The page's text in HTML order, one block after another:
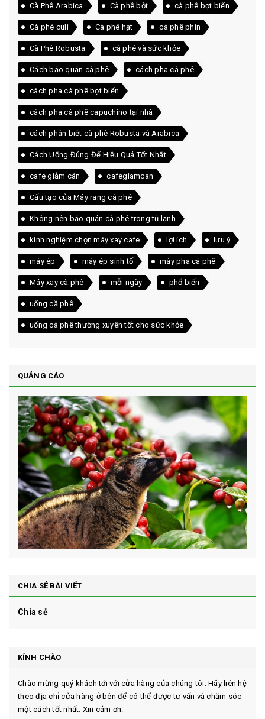
Cà Phê Arabica Cà phê bột cà phê bọt biển
Cà phê culi Cà phê hạt cà phê phin
Cà Phê Robusta cà phê và sức khỏe
Cách bảo quản cà phê cách pha cà phê
cách pha cà phê bọt biển
cách pha cà phê capuchino tại nhà
cách phân biệt cà phê Robusta và Arabica
Cách Uống Đúng Để Hiệu Quả Tốt Nhất
cafe giảm cân cafegiamcan
Cấu tạo của Máy rang cà phê
Không nên bảo quản cà phê trong tủ lạnh
kinh nghiệm chọn máy xay cafe lợi ích lưu ý
máy ép máy ép sinh tố máy pha cà phê
Máy xay cà phê mỗi ngày phổ biến
uống cầ phê
uống cà phê thường xuyên tốt cho sức khỏe
QUẢNG CÁO
CHIA SẺ BÀI VIẾT
Chia sẻ
KÍNH CHÀO
Chào mừng quý khách tới với cửa hàng của chúng tôi. Hãy liên hệ
theo địa chỉ cửa hàng ở bên để có thể được tư vấn và chăm sóc
một cách tốt nhất. Xin cảm ơn.